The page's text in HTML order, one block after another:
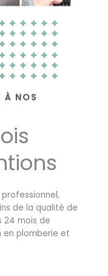
À NOS
de la qualité de
24 mois de
en plomberie et